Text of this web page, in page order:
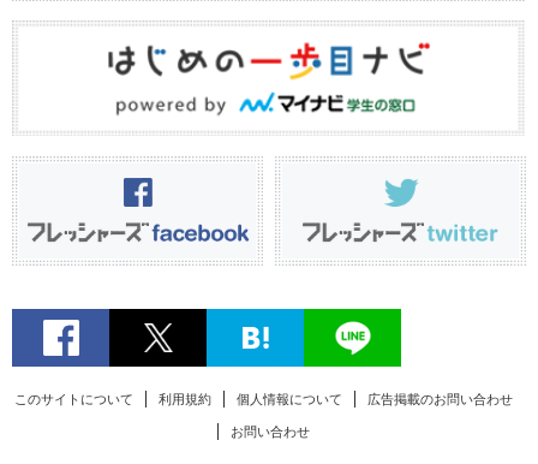
このサイトについて 利用規約 個人情報について 広告掲載のお問い合わせ
お問い合わせ